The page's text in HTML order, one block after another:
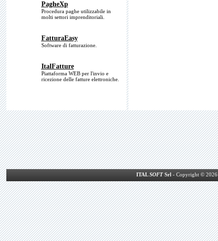
PagheXp
Procedura paghe utilizzabile in
molti settori imprenditoriali.
FatturaEasy
Software di fatturazione.
ItalFatture
Piattaforma WEB per l'invio e
ricezione delle fatture elettroniche.
ITALSOFT Srl - Copyright ©